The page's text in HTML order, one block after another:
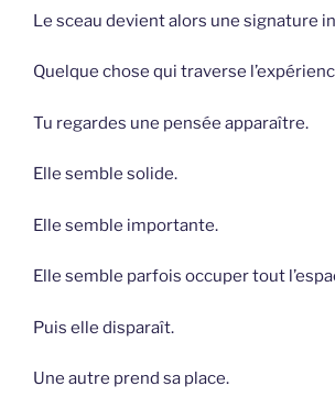
Le sceau devient alors une signature
Quelque chose qui traverse
Tu regardes une pensée apparaître.
Elle semble solide.
Elle semble importante.
Elle semble parfois occuper tout
Puis elle disparaît.
Une autre prend sa place.